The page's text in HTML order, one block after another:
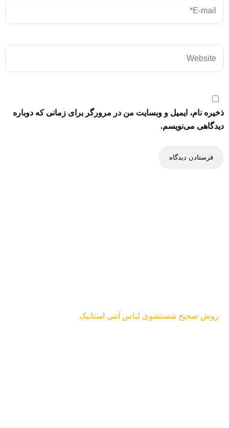
ذخیره نام، ایمیل و وبسایت من در مرورگر برای زمانی که دوباره
دیدگاهی می‌نویسم.
روش صحیح شستشوی لباس آنتی استاتیک